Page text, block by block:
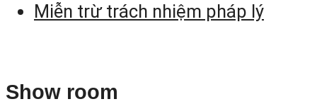
Miễn trừ trách nhiệm pháp lý
Show room